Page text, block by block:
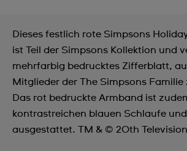
Dieses festlich rote Simpsons
ist Teil der Simpsons Kollektion und
mehrfarbig bedrucktes Zifferblatt,
Mitglieder der The Simpsons Familie
Das rot bedruckte Armband ist
kontrastreichen blauen Schlaufe
ausgestattet. TM & © 20th